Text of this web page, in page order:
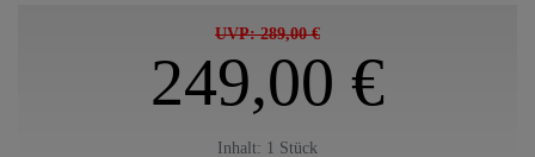
UVP: 289,00 €
249,00 €
Inhalt: 1 Stück